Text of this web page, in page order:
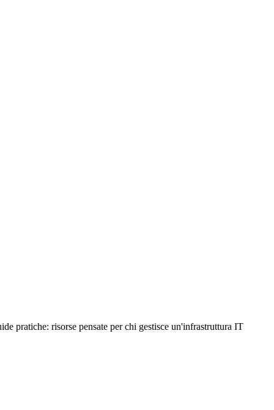
pratiche: risorse pensate per chi gestisce un'infrastruttura IT